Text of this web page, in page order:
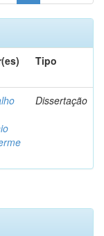
Tipo
Dissertação